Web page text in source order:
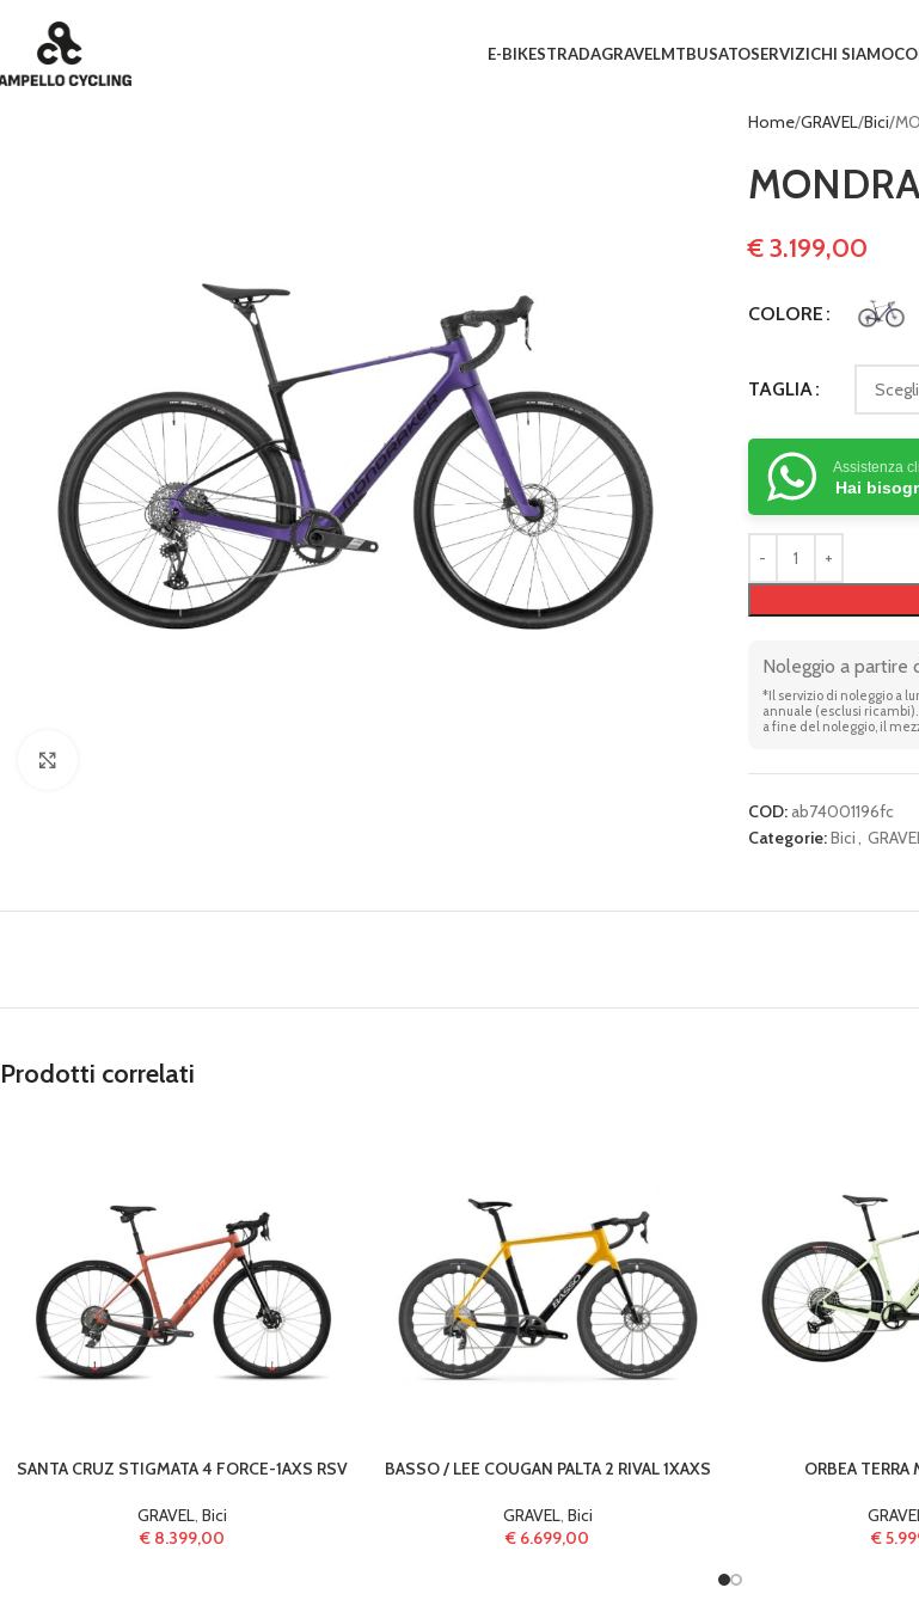
E-BIKESTRADAGRAVELMTBUSATOSERVIZICHI SIAMO
Home GRAVEL Bici
€3.199,00
COLORE
TAGLIA
Assistenza
Hai
Noleggio a partire
*Il servizio di noleggio a
annuale (esclusi ricambi).
a fine del noleggio, il
COD: ab74001196fc
Categorie:Bici,
Prodotti correlati
SANTA CRUZ STIGMATA 4 FORCE-1AXS RSV
GRAVEL ,Bici
€ 8.399,00
BASSO / LEE COUGAN PALTA 2 RIVAL 1XAXS
GRAVEL Bici
€ 6.699,00
ORBEA TERRA
€